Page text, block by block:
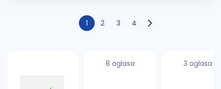
1 2 3 4
8 oglasa 3 oglasa